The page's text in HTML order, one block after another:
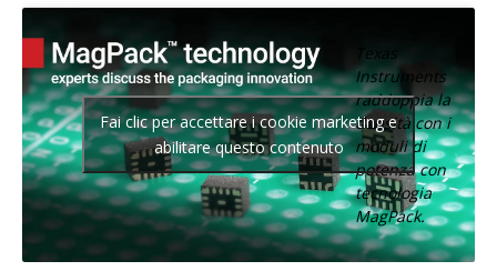
Texas
Instruments
raddoppia la
densità con i
moduli di
potenza con
tecnologia
MagPack.
Fai clic per accettare i cookie marketing e
abilitare questo contenuto